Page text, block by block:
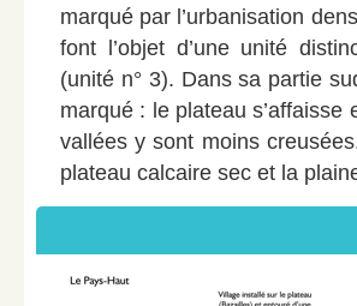
marqué par l’urbanisation
font l’objet d’une unité
(unité n° 3). Dans sa partie
marqué : le plateau s’affaisse
vallées y sont moins
plateau calcaire sec et la